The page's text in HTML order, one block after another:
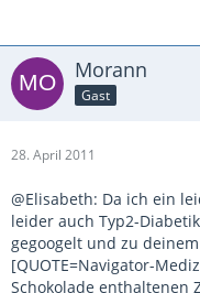
Morann
Gast
28. April 2011
@Elisabeth: Da ich ein
leider auch Typ2-
gegoogelt und zu
[QUOTE=Navigator-
Schokolade enthaltenen